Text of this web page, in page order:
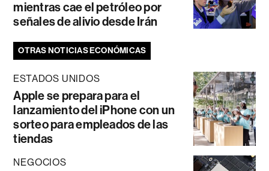
mientras cae el petróleo por
señales de alivio desde Irán
OTRAS NOTICIAS ECONÓMICAS
ESTADOS UNIDOS
Apple se prepara para el
lanzamiento del iPhone con un
sorteo para empleados de las
tiendas
NEGOCIOS